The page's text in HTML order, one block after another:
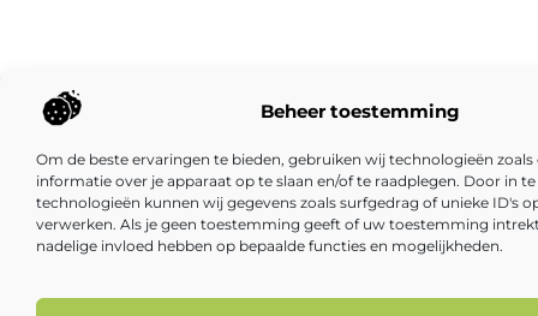
Beheer toestemming
Om de beste ervaringen te bieden, gebruiken wij technologieën
informatie over je apparaat op te slaan en/of te raadplegen. Door in
technologieën kunnen wij gegevens zoals surfgedrag of unieke ID's
verwerken. Als je geen toestemming geeft of uw toestemming
nadelige invloed hebben op bepaalde functies en mogelijkheden.